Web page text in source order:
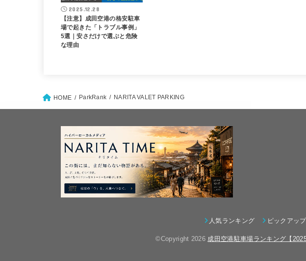
2025.12.28
【注意】成田空港の格安駐車
場で起きた「トラブル事例」
5選｜安さだけで選ぶと危険
な理由
HOME ParkRank NARITA VALET PARKING
人気ランキング ピックアッ
©Copyright 2026 成田空港駐車場ランキング【